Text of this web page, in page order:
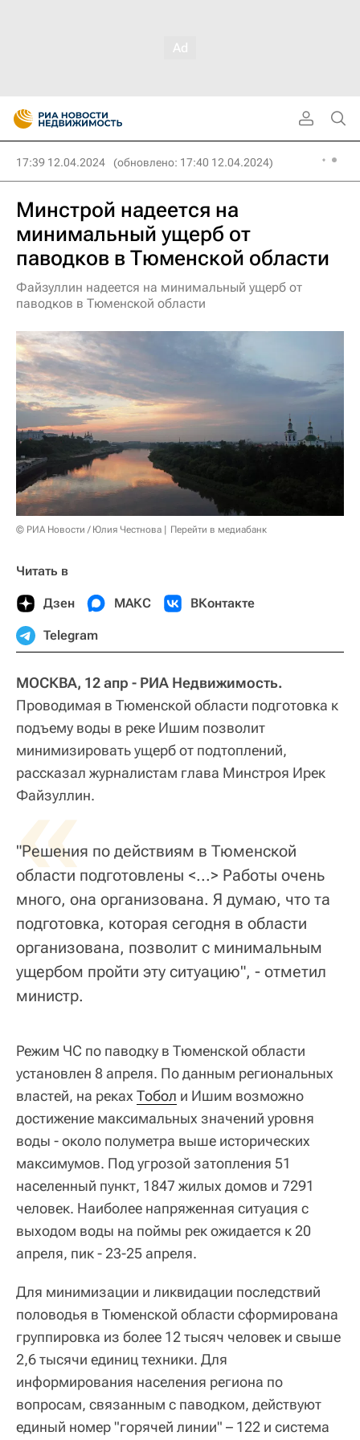
17:39 12.04.2024 (обновлено: 17:40 12.04.2024)
Минстрой надеется на
минимальный ущерб от
паводков в Тюменской области
Файзуллин надеется на минимальный ущерб от
паводков в Тюменской области
© РИА Новости / Юлия Честнова Перейти в медиабанк
Читать в
Дзен МАКС ВКонтакте
Telegram
МОСКВА, 12 апр - РИА Недвижимость.
Проводимая в Тюменской области подготовка к
подъему воды в реке Ишим позволит
минимизировать ущерб от подтоплений,
рассказал журналистам глава Минстроя Ирек
Файзуллин.
«
"Решения по действиям в Тюменской
области подготовлены <...> Работы очень
много, она организована. Я думаю, что та
подготовка, которая сегодня в области
организована, позволит с минимальным
ущербом пройти эту ситуацию", - отметил
министр.
Режим ЧС по паводку в Тюменской области
установлен 8 апреля. По данным региональных
властей, на реках Тобол и Ишим возможно
достижение максимальных значений уровня
воды - около полуметра выше исторических
максимумов. Под угрозой затопления 51
населенный пункт, 1847 жилых домов и 7291
человек. Наиболее напряженная ситуация с
выходом воды на поймы рек ожидается к 20
апреля, пик - 23-25 апреля.
Для минимизации и ликвидации последствий
половодья в Тюменской области сформирована
группировка из более 12 тысяч человек и свыше
2,6 тысячи единиц техники. Для
информирования населения региона по
вопросам, связанным с паводком, действуют
единый номер "горячей линии" – 122 и система